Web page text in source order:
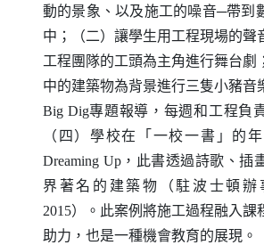
動的景象、以及施工的噪音─帶到
中；（二）讓學生用工程現場的聲
工程團隊的工頭為主角進行舞台劇
中的建築物為背景進行三隻小豬音
Big Dig專題報導，每週和工程負
（四）學校在「一校一書」的
Dreaming Up，此書透過詩歌、插
界著名的建築物（駐波士頓辦
2015）。此案例將施工過程融入課
助力，也是一種機會教育的展現。